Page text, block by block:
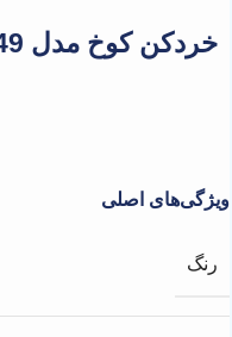
خردکن کوخ مدل KC2049
ویژگی‌های اصلی
رنگ